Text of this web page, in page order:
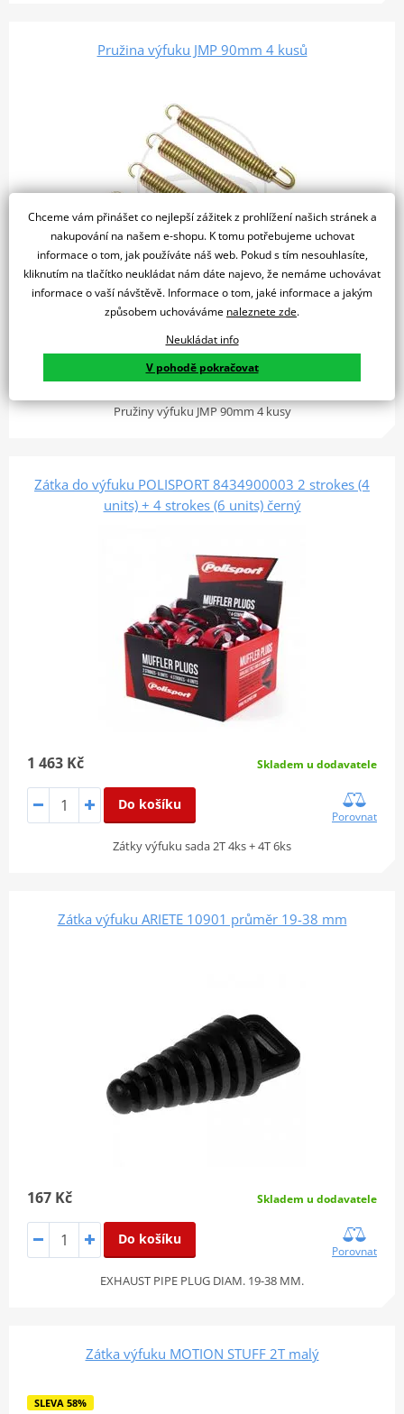
Pružina výfuku JMP 90mm 4 kusů
Do košíku
Porovnat
Pružiny výfuku JMP 90mm 4 kusy
Zátka do výfuku POLISPORT 8434900003 2 strokes (4
units) + 4 strokes (6 units) černý
1 463 Kč Skladem u dodavatele
Do košíku
Porovnat
Zátky výfuku sada 2T 4ks + 4T 6ks
Zátka výfuku ARIETE 10901 průměr 19-38 mm
167 Kč Skladem u dodavatele
Do košíku
Porovnat
EXHAUST PIPE PLUG DIAM. 19-38 MM.
Zátka výfuku MOTION STUFF 2T malý
SLEVA 58%
Chceme vám přinášet co nejlepší zážitek z prohlížení našich stránek a
nakupování na našem e-shopu. K tomu potřebujeme uchovat
informace o tom, jak používáte náš web. Pokud s tím nesouhlasíte,
kliknutím na tlačítko neukládat nám dáte najevo, že nemáme uchovávat
informace o vaší návštěvě. Informace o tom, jaké informace a jakým
způsobem uchováváme naleznete zde.
Neukládat info
V pohodě pokračovat